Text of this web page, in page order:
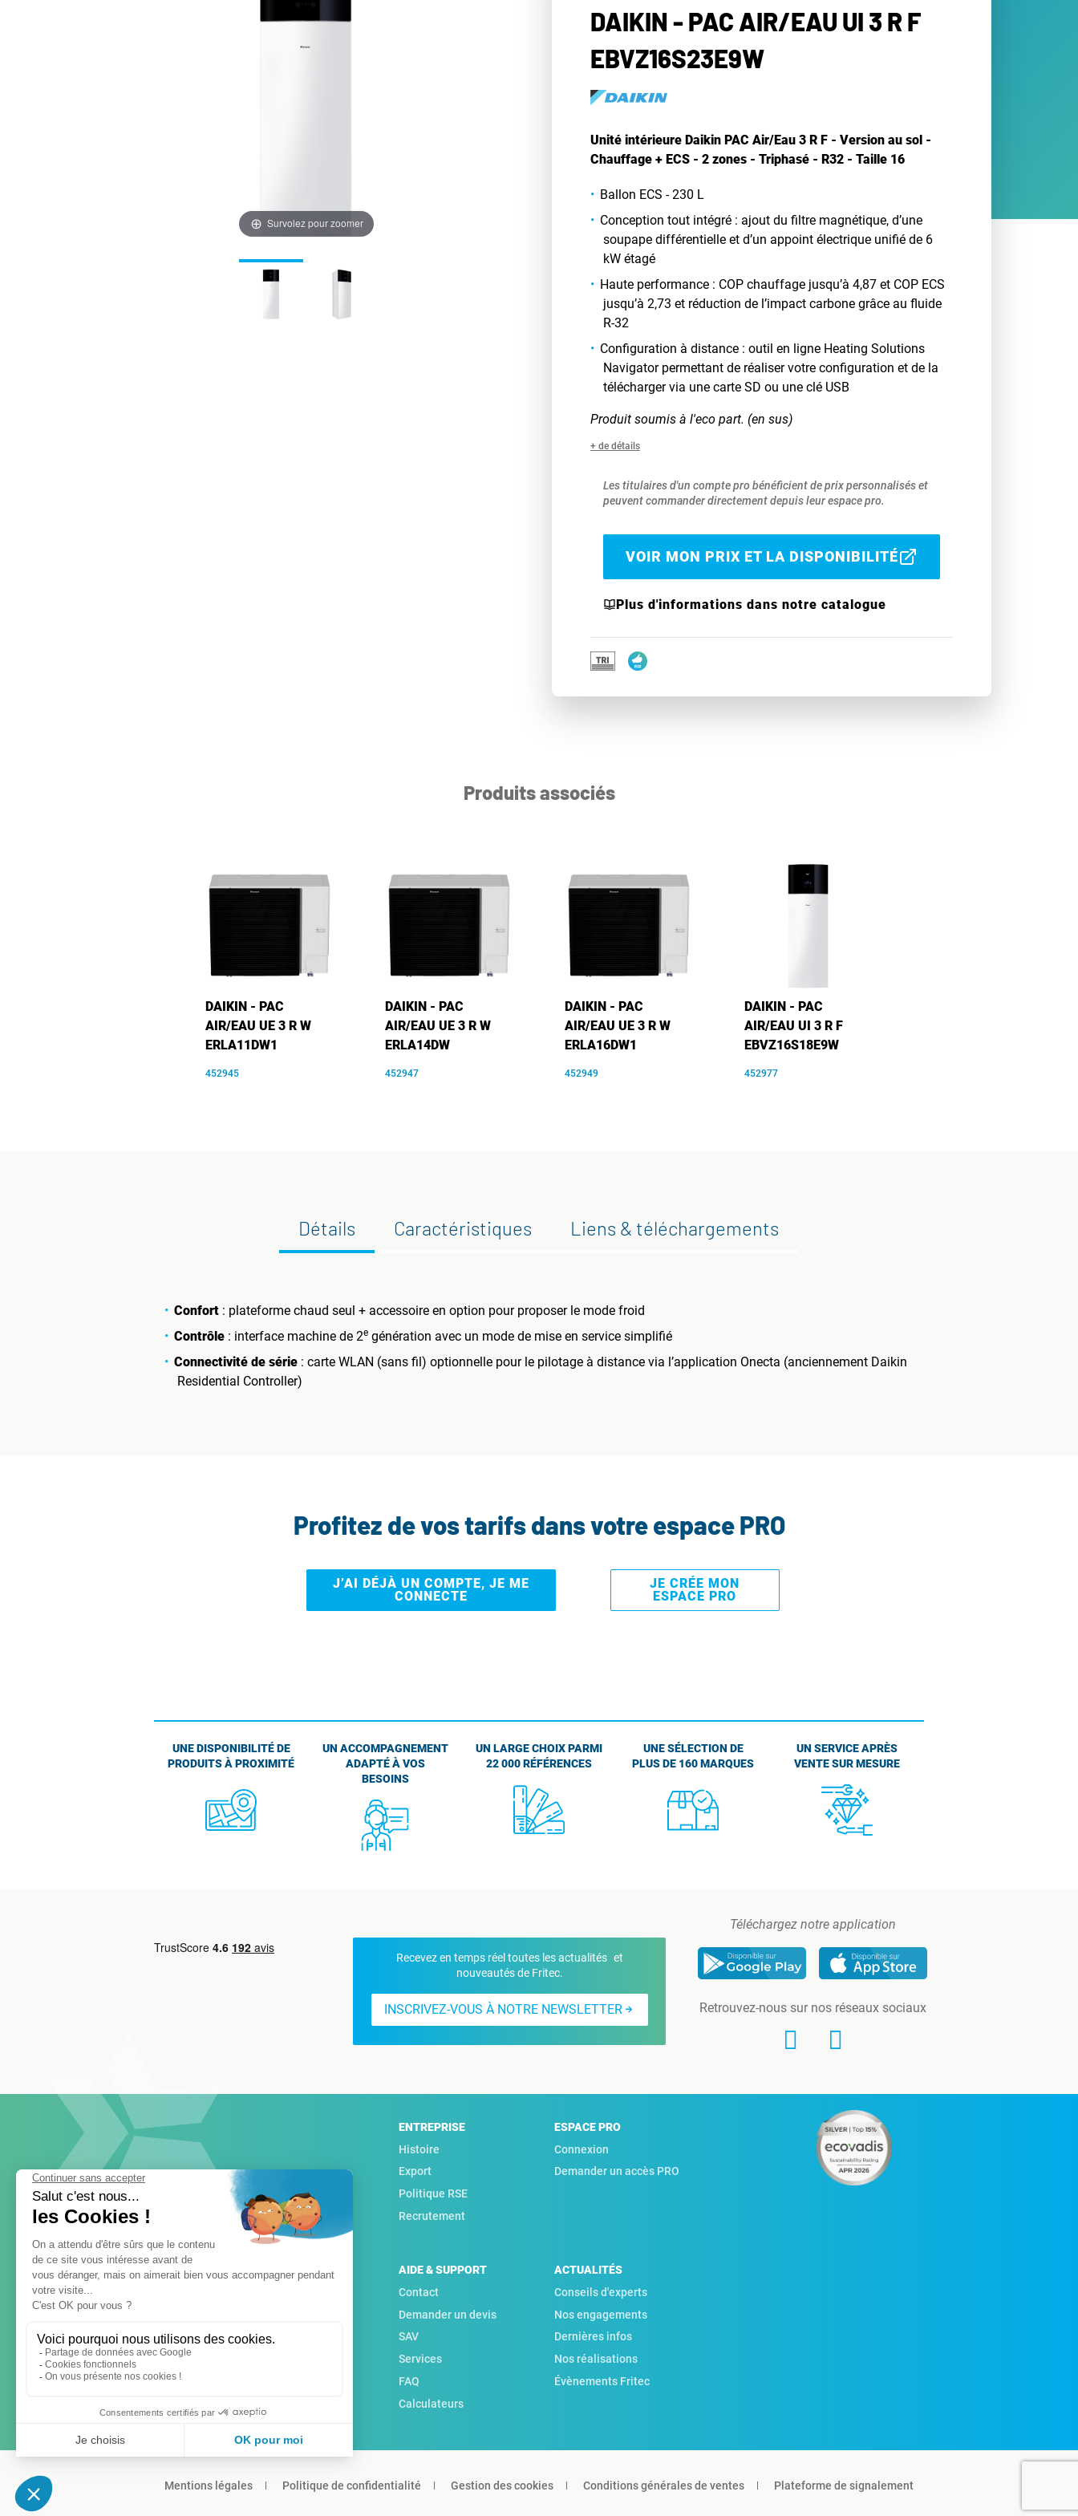
Survolez pour zoomer
DAIKIN - PAC AIR/EAU UI 3 R F
EBVZ16S23E9W
Unité intérieure Daikin PAC Air/Eau 3 R F - Version au sol -
Chauffage + ECS - 2 zones - Triphasé - R32 - Taille 16
Ballon ECS - 230 L
Conception tout intégré : ajout du filtre magnétique, d’une
soupape différentielle et d’un appoint électrique unifié de 6
kW étagé
Haute performance : COP chauffage jusqu’à 4,87 et COP ECS
jusqu’à 2,73 et réduction de l’impact carbone grâce au fluide
R-32
Configuration à distance : outil en ligne Heating Solutions
Navigator permettant de réaliser votre configuration et de la
télécharger via une carte SD ou une clé USB
Produit soumis à l'eco part. (en sus)
+ de détails
Les titulaires d'un compte pro bénéficient de prix personnalisés et
peuvent commander directement depuis leur espace pro.
VOIR MON PRIX ET LA DISPONIBILITÉ
Plus d'informations dans notre catalogue
Produits associés
DAIKIN - PAC
AIR/EAU UE 3 R W
ERLA11DW1
452945
DAIKIN - PAC
AIR/EAU UE 3 R W
ERLA14DW
452947
DAIKIN - PAC
AIR/EAU UE 3 R W
ERLA16DW1
452949
DAIKIN - PAC
AIR/EAU UI 3 R F
EBVZ16S18E9W
452977
Détails Caractéristiques Liens & téléchargements
Confort : plateforme chaud seul + accessoire en option pour proposer le mode froid
Contrôle : interface machine de 2egénération avec un mode de mise en service simplifié
Connectivité de série: carte WLAN (sans fil) optionnelle pour le pilotage à distance via l’application Onecta (anciennement Daikin
Residential Controller)
Profitez de vos tarifs dans votre espace PRO
J’AI DÉJÀ UN COMPTE, JE ME
CONNECTE
JE CRÉE MON
ESPACE PRO
UNE DISPONIBILITÉ DE
PRODUITS À PROXIMITÉ
UN ACCOMPAGNEMENT
ADAPTÉ À VOS
BESOINS
UN LARGE CHOIX PARMI
22 000 RÉFÉRENCES
UNE SÉLECTION DE
PLUS DE 160 MARQUES
UN SERVICE APRÈS
VENTE SUR MESURE
Recevez en temps réel toutes les actualités et
nouveautés de Fritec.
INSCRIVEZ-VOUS À NOTRE NEWSLETTER
Téléchargez notre application
Retrouvez-nous sur nos réseaux sociaux
ENTREPRISE
Histoire
Export
Politique RSE
Recrutement
ESPACE PRO
Connexion
Demander un accès PRO
AIDE & SUPPORT
Contact
Demander un devis
SAV
Services
FAQ
Calculateurs
ACTUALITÉS
Conseils d'experts
Nos engagements
Dernières infos
Nos réalisations
Évènements Fritec
Mentions légales Politique de confidentialité Gestion des cookies Conditions générales de ventes Plateforme de signalement